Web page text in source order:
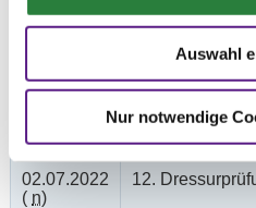
Auswahl
Nur notwendige
03.07.2022
(v)
11.
150,00 €
1 2 3 4 5 6 LP
02.07.2022
( n)
12.